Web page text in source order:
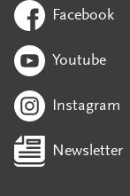
Facebook
Youtube
Instagram
Newsletter